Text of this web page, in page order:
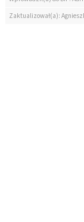
Zaktualizował(a):